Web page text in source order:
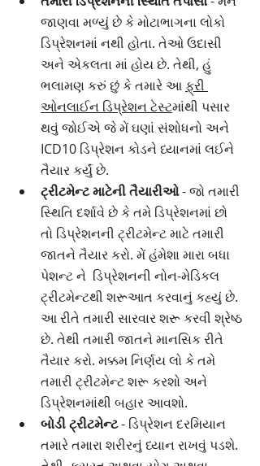
જાણવા મળ્યું છે કે મોટાભાગના લોકો
ડિપ્રેશનમાં નથી હોતા. તેઓ ઉદાસી
અને એકલતા માં હોય છે. તેથી, હું
ભલામણ કરું છું કે તમારે આ ફ્રી
ઓનલાઈન ડિપ્રેશન ટેસ્ટમાંથી પસાર
થવું જોઈએ જે મેં ઘણાં સંશોધનો અને
ICD10 ડિપ્રેશન કોડને ધ્યાનમાં લઈને
તૈયાર કર્યું છે.
ટ્રીટમેન્ટ માટેની તૈયારીઓ - જો તમારી
સ્થિતિ દર્શાવે છે કે તમે ડિપ્રેશનમાં છો
તો ડિપ્રેશનની ટ્રીટમેન્ટ માટે તમારી
જાતને તૈયાર કરો. મેં હંમેશા મારા બધા
પેશન્ટ ને  ડિપ્રેશનની નોન-મેડિકલ
ટ્રીટમેન્ટથી શરૂઆત કરવાનું કહ્યું છે.
આ રીતે તમારી સારવાર શરૂ કરવી શ્રેષ્ઠ
છે. તેથી તમારી જાતને માનસિક રીતે
તૈયાર કરો. મક્કમ નિર્ણય લો કે તમે
તમારી ટ્રીટમેન્ટ શરૂ કરશો અને
ડિપ્રેશનમાંથી બહાર આવશો.
બોડી ટ્રીટમેન્ટ - ડિપ્રેશન દરમિયાન
તમારે તમારા શરીરનું ધ્યાન રાખવું પડશે.